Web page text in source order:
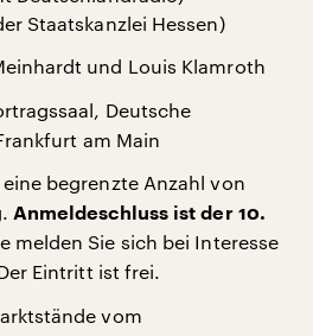
Staatskanzlei Hessen)
und Louis Klamroth
Deutsche
am Main
eine begrenzte Anzahl von
Anmeldeschluss ist der 10.
melden Sie sich bei Interesse
Eintritt ist frei.
vom